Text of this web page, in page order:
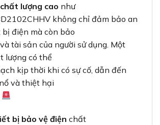
chất lượng cao như
không chỉ đảm bảo an
điện mà còn bảo
tài sản của người sử dụng. Một
lượng có thể
kịp thời khi có sự cố, dẫn đến
và thiệt hại
bị bảo vệ điện chất